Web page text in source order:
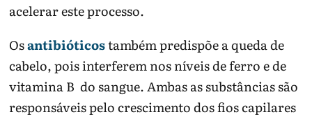
acelerar este processo.
Osantibióticostambém predispõe a queda de
cabelo, pois interferem nos níveis de ferro e de
vitamina B do sangue. Ambas as substâncias são
responsáveis pelo crescimento dos fios capilares